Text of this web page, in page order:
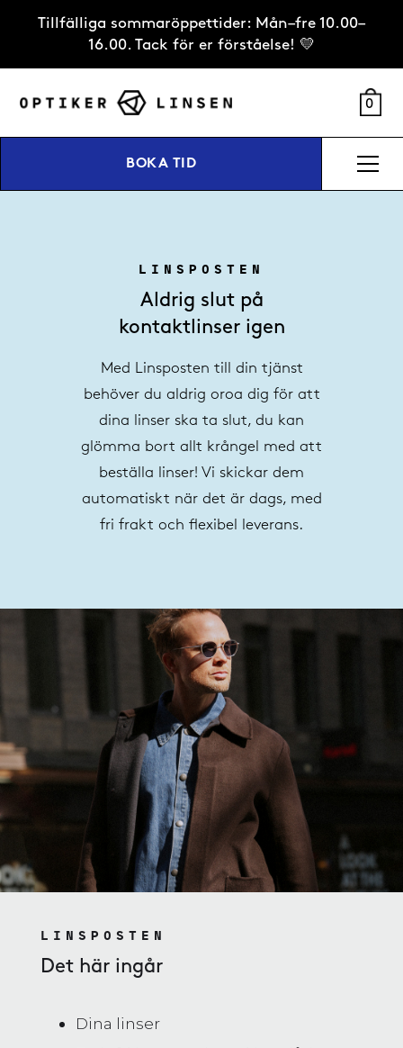
Tillfälliga sommaröppettider: Mån–fre 10.00–
16.00. Tack för er förståelse! 💛
0
BOKA TID
LINSPOSTEN
Aldrig slut på
kontaktlinser igen
Med Linsposten till din tjänst
behöver du aldrig oroa dig för att
dina linser ska ta slut, du kan
glömma bort allt krångel med att
beställa linser! Vi skickar dem
automatiskt när det är dags, med
fri frakt och flexibel leverans.
LINSPOSTEN
Det här ingår
Dina linser